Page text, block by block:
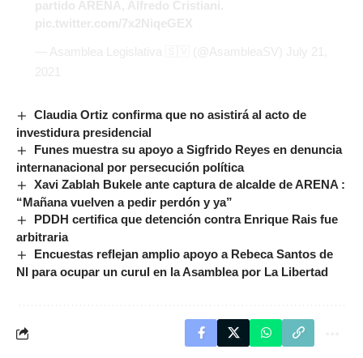
Claudia Ortiz confirma que no asistirá al acto de
investidura presidencial
Funes muestra su apoyo a Sigfrido Reyes en denuncia
internanacional por persecución política
Xavi Zablah Bukele ante captura de alcalde de ARENA :
“Mañana vuelven a pedir perdón y ya”
PDDH certifica que detención contra Enrique Rais fue
arbitraria
Encuestas reflejan amplio apoyo a Rebeca Santos de
NI para ocupar un curul en la Asamblea por La Libertad